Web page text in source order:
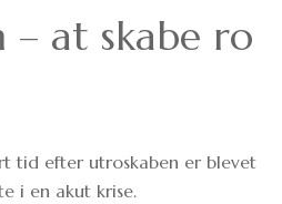
– at skabe ro
tid efter utroskaben er blevet
i en akut krise.